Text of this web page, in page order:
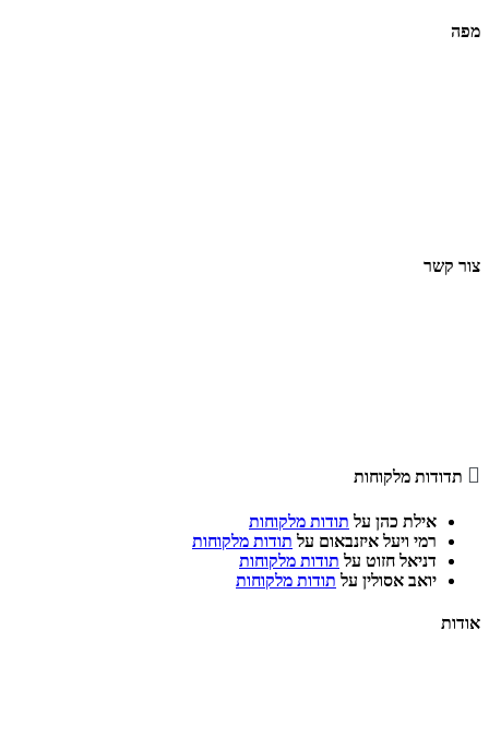
מפה
צור קשר
 תדודות מלקוחות
אילת כהן על תודות מלקוחות
רמי ויעל איזנבאום על תודות מלקוחות
דניאל חזוט על תודות מלקוחות
יואב אסולין על תודות מלקוחות
אודות